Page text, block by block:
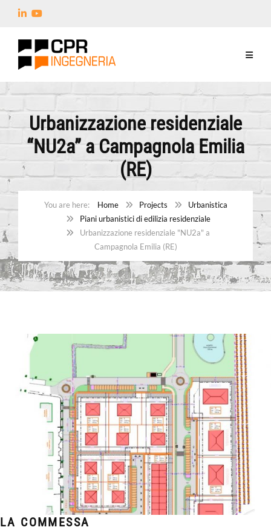
Urbanizzazione residenziale
“NU2a” a Campagnola Emilia
(RE)
Home Projects
Urbanistica
Piani urbanistici di edilizia residenziale
Urbanizzazione residenziale "NU2a" a
Campagnola Emilia (RE)
LA COMMESSA